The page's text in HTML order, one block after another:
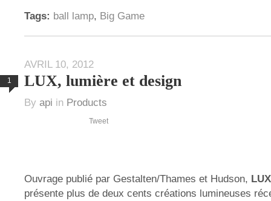
Tags: ball lamp, Big Game
AVRIL 10, 2012
1 LUX, lumière et design
By api in Products
Tweet
Ouvrage publié par Gestalten/Thames et Hudson, LUX
présente plus de deux cents créations lumineuses